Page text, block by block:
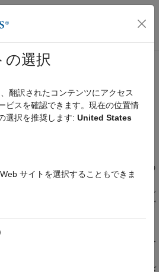
ナビゲーション メ
入門
Learning Toolbox
の設計と学習
ョン
Toolbox™ は、DQN、PPO、SAC、
ルゴリズムを使用して方策の学習を行う
よび Simulink®ブロックを提供します。
ソース割り当て、ロボティクス、自律シ
途のためのコントローラーや判定アルゴ
用すると、方策と価値関数を深層ニュー
クアップ テーブルを使用して表現し、
でモデル化された環境とのやり取りを
の選択
翻訳されたコンテンツにアクセス
ビスを確認できます。現在の位置情
選択を推奨します: United States
サイトを選択することもできま